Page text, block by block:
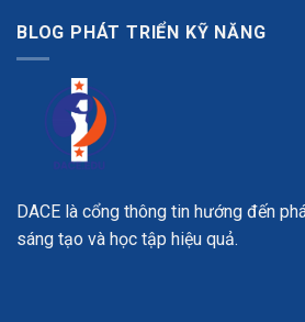
BLOG PHÁT TRIỂN KỸ NĂNG
DACE là cổng thông tin hướng đến
sáng tạo và học tập hiệu quả.